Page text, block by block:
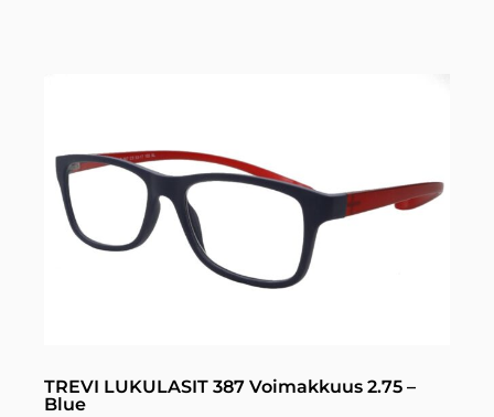
TREVI LUKULASIT 387 Voimakkuus 2.75 –
Blue